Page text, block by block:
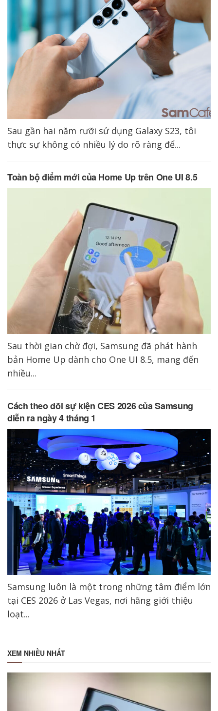
Sau gần hai năm rưỡi sử dụng Galaxy S23, tôi
thực sự không có nhiều lý do rõ ràng để...
Toàn bộ điểm mới của Home Up trên One UI 8.5
Sau thời gian chờ đợi, Samsung đã phát hành
bản Home Up dành cho One UI 8.5, mang đến
nhiều...
Cách theo dõi sự kiện CES 2026 của Samsung
diễn ra ngày 4 tháng 1
Samsung luôn là một trong những tâm điểm lớn
tại CES 2026 ở Las Vegas, nơi hãng giới thiệu
loạt...
XEM NHIỀU NHẤT